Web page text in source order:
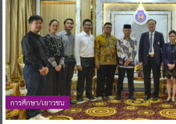
การศึกษา/เยาวชน